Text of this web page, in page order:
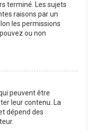
terminé. Les sujets
raisons par un
les permissions
ou non
peuvent être
leur contenu. La
dépend des